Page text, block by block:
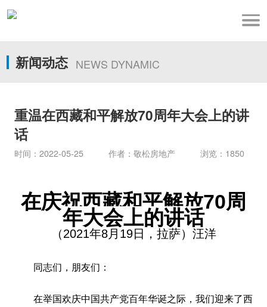
新闻动态 NEWS DYNAMIC
重温在西藏和平解放70周年大会上的讲
话
时间：2022-05-25 作者：敬松房地产 浏览：1850
在庆祝西藏和平解放70周
年大会上的讲话
（2021年8月19日，拉萨）汪洋
同志们，朋友们：
在举国欢庆中国共产党百年华诞之际，我们迎来了西